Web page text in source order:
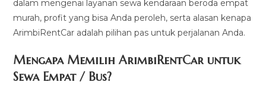
dalam mengenai layanan sewa kendaraan beroda empat
murah, profit yang bisa Anda peroleh, serta alasan kenapa
ArimbiRentCar adalah pilihan pas untuk perjalanan Anda.
Mengapa Memilih ArimbiRentCar untuk
Sewa Empat / Bus?